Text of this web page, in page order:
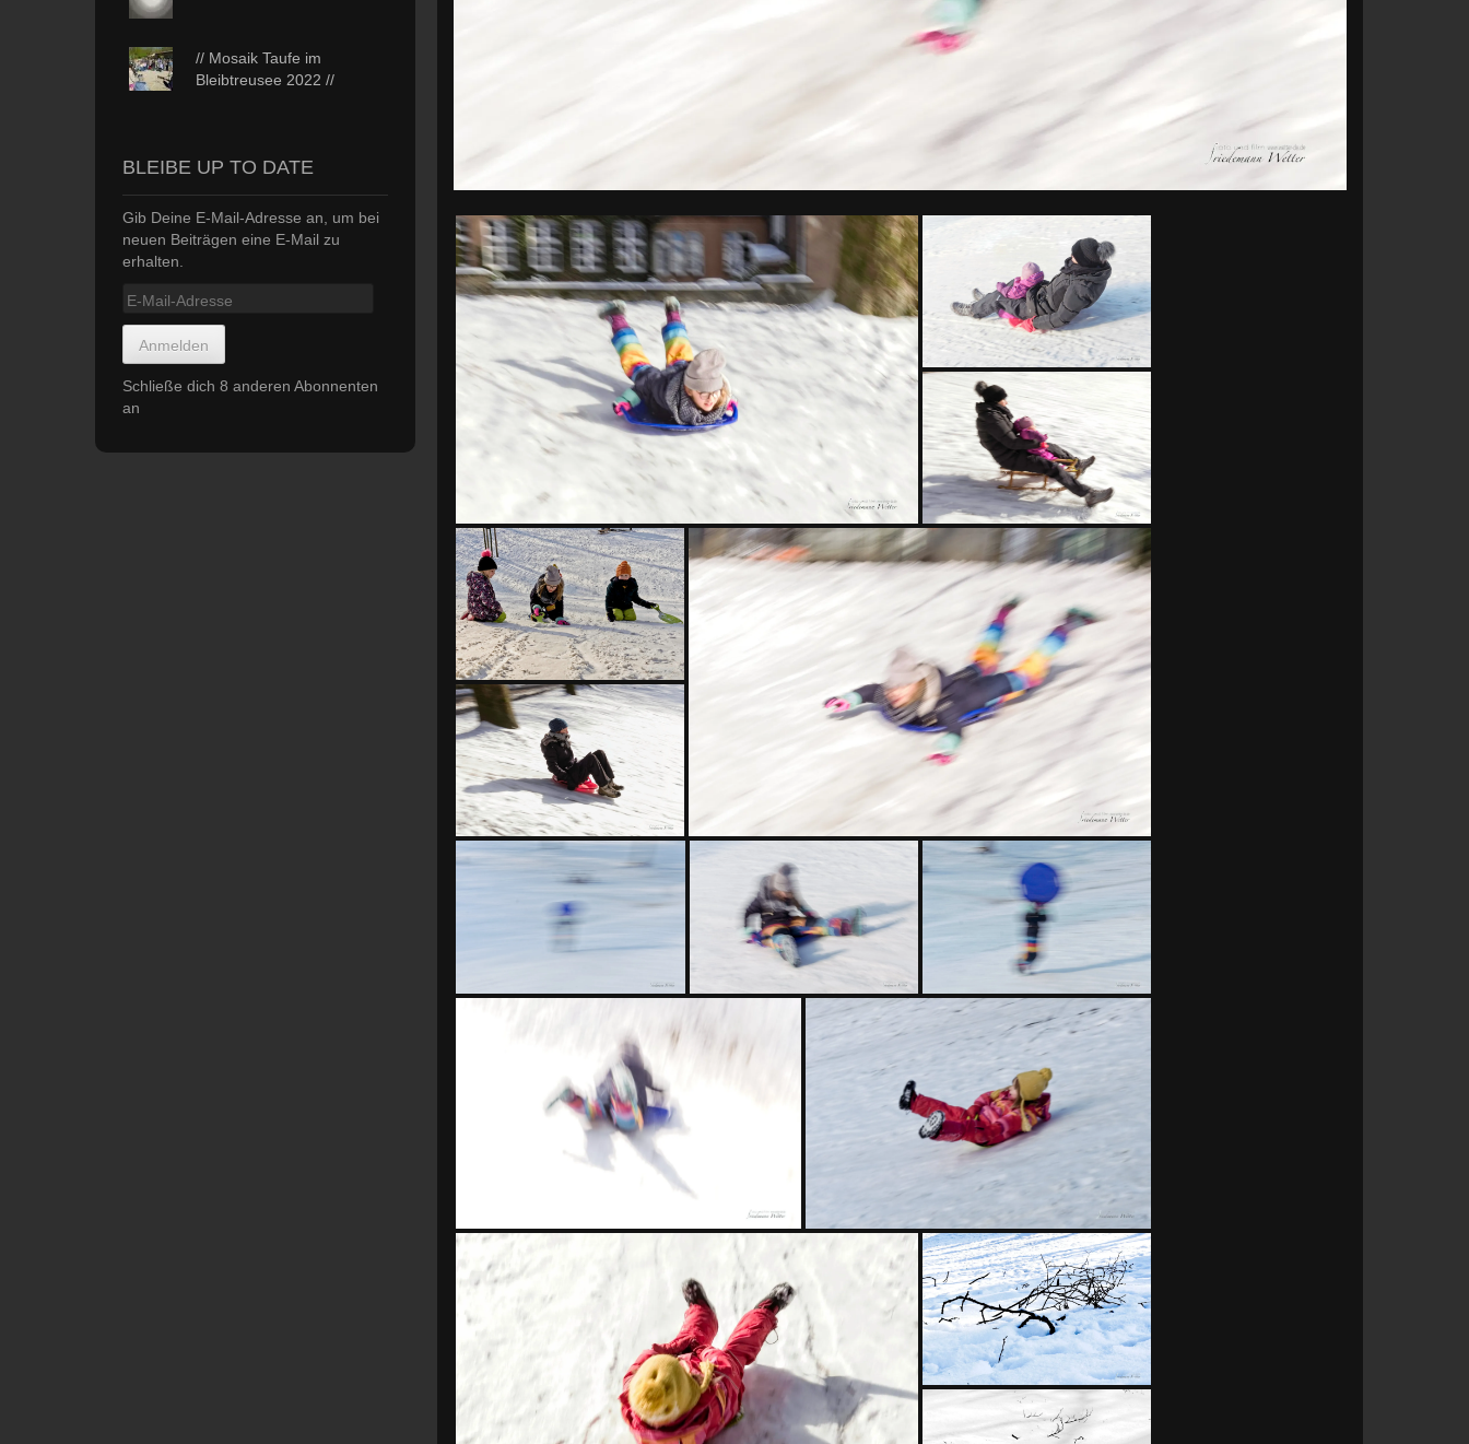
// Mosaik Taufe im
Bleibtreusee 2022 //
BLEIBE UP TO DATE
Gib Deine E-Mail-Adresse an, um bei
neuen Beiträgen eine E-Mail zu
erhalten.
E-
Adresse
Anmelden
Schließe dich 8 anderen Abonnenten
an